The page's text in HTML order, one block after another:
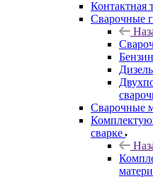
Контактная
Сварочные
Сварочные
сварке